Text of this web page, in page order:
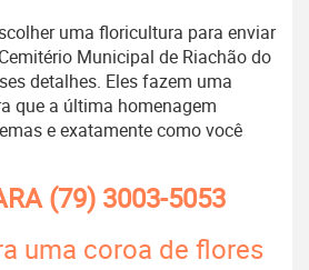
uma floricultura para enviar
Municipal de Riachão do
detalhes. Eles fazem uma
que a última homenagem
e exatamente como você
(79) 3003-5053
uma coroa de flores